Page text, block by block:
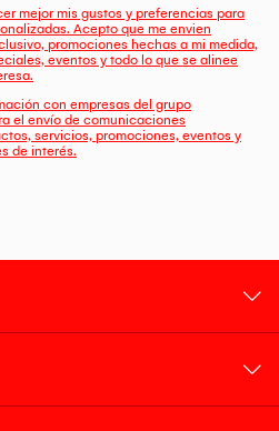
mejor mis gustos y preferencias para
Acepto que me envien
promociones hechas a mi medida,
eventos y todo lo que se alinee
con empresas del grupo
el envío de comunicaciones
servicios, promociones, eventos y
de interés.